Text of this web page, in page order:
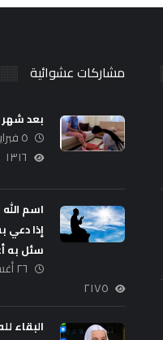
مشاركات عشوائية
بعد شهر
٥ فبراير، ٢٠٢٥
١٣١٦
اسم
إذا دعي
سئل به
٢٦ أغسطس، ٢٠٢٤
٢١٧٥
البقاء